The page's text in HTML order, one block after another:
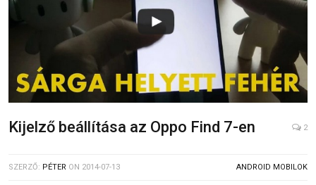
Kijelző beállítása az Oppo Find 7-en 2
SZERZŐ: PÉTER ON 2014-07-13 ANDROID MOBILOK